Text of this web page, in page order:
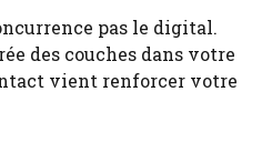
pas le digital.
des couches dans votre
vient renforcer votre